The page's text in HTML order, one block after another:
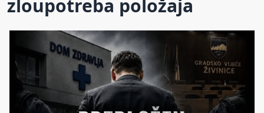
zloupotreba položaja